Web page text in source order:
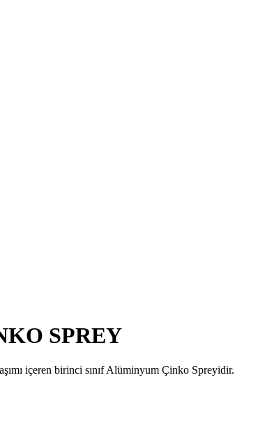
SPREY
içeren birinci sınıf Alüminyum Çinko Spreyidir.